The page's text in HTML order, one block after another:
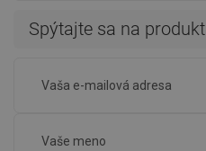
Spýtajte sa na produkt